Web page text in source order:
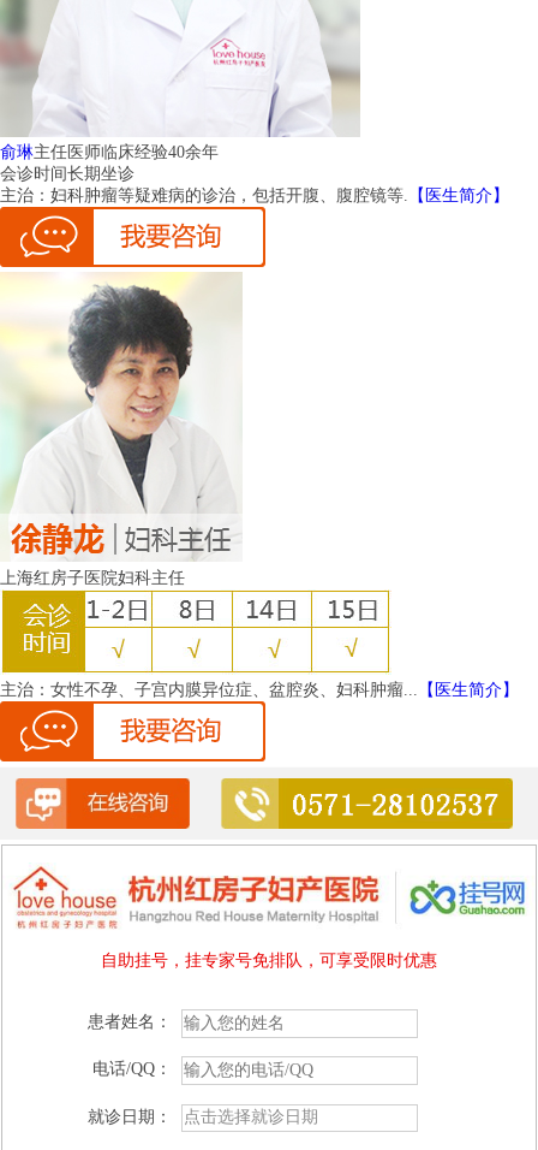
俞琳主任医师临床经验40余年
会诊时间长期坐诊
主治： 妇科肿瘤等疑难病的诊治，包括开腹、腹腔镜等. 【医生简介】
上海红房子医院妇科主任
主治： 女性不孕、子宫内膜异位症、盆腔炎、妇科肿瘤... 【医生简介】
自助挂号，挂专家号免排队，可享受限时优惠
患者姓名：
电话/QQ：
就诊日期：